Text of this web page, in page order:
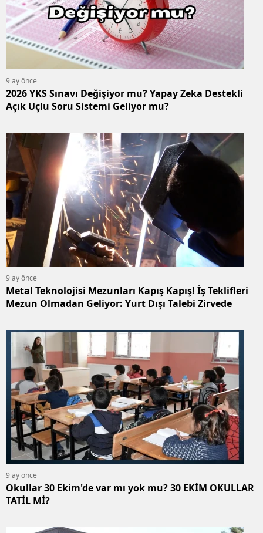
9 ay önce
2026 YKS Sınavı Değişiyor mu? Yapay Zeka Destekli
Açık Uçlu Soru Sistemi Geliyor mu?
9 ay önce
Metal Teknolojisi Mezunları Kapış Kapış! İş Teklifleri
Mezun Olmadan Geliyor: Yurt Dışı Talebi Zirvede
9 ay önce
Okullar 30 Ekim'de var mı yok mu? 30 EKİM OKULLAR
TATİL Mİ?